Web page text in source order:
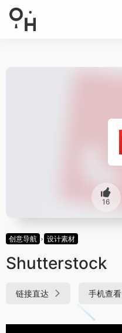
16
创意导航 设计素材
Shutterstock
链接直达 手机查看